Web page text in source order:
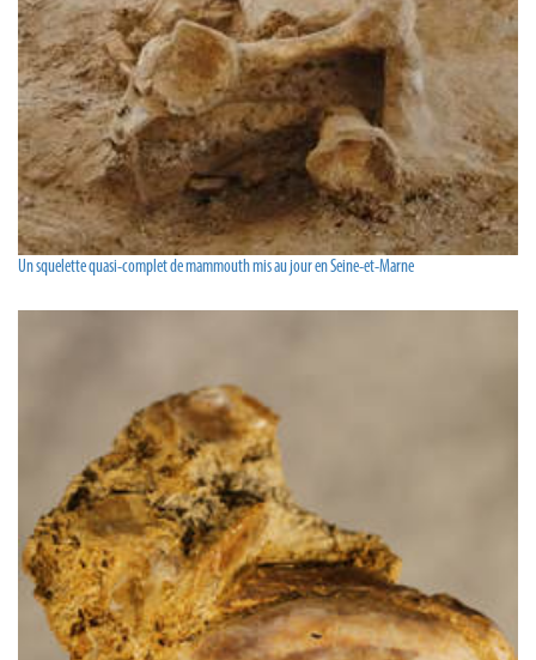
Un squelette quasi-complet de mammouth mis au jour en Seine-et-Marne